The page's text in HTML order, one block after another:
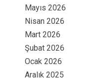
Mayıs 2026
Nisan 2026
Mart 2026
Şubat 2026
Ocak 2026
Aralık 2025